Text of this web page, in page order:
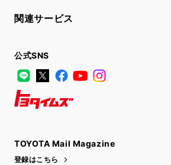
関連サービス
公式SNS
LINE
X FacebookYouTube
TOYOTA Mail Magazine
登録はこちら